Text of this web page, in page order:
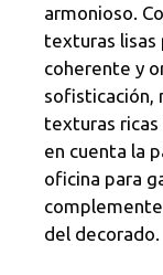
armonioso.
texturas lisas
coherente y
sofisticación,
texturas
en cuenta la
oficina para
del decorado.